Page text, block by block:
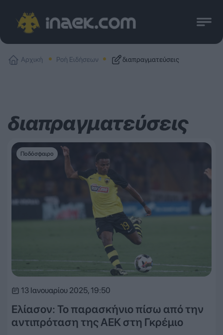
Αρχική Ροή Ειδήσεων διαπραγματεύσεις
διαπραγματεύσεις
Ποδόσφαιρο
13 Ιανουαρίου 2025, 19:50
Ελίασον: Το παρασκήνιο πίσω από την
αντιπρόταση της ΑΕΚ στη Γκρέμιο